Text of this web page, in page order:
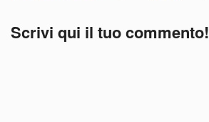
Scrivi qui il tuo commento!